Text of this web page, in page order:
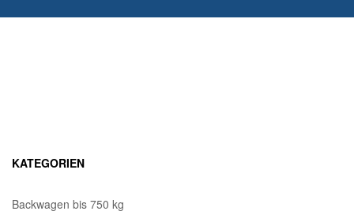
KATEGORIEN
Backwagen bis 750 kg